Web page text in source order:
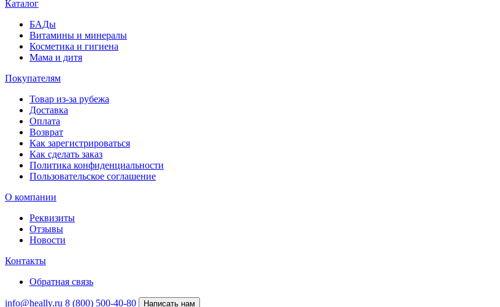
Каталог
БАДы
Витамины и минералы
Косметика и гигиена
Мама и дитя
Покупателям
Товар из-за рубежа
Доставка
Оплата
Возврат
Как зарегистрироваться
Как сделать заказ
Политика конфиденциальности
Пользовательское соглашение
О компании
Реквизиты
Отзывы
Новости
Контакты
Обратная связь
info@heally.ru 8 (800) 500-40-80 Написать нам